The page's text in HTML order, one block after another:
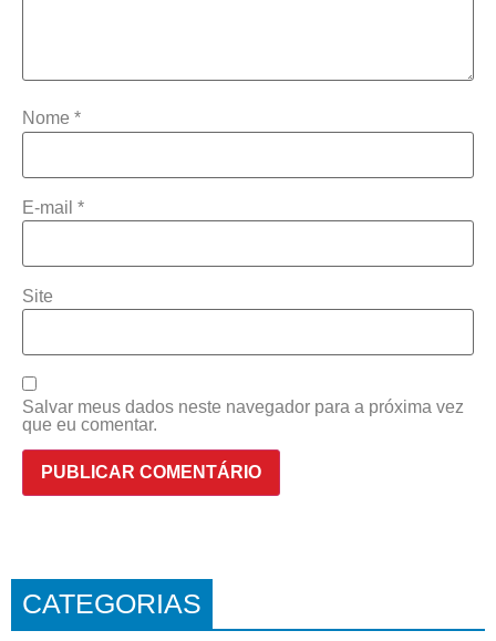
Nome *
E-mail *
Site
Salvar meus dados neste navegador para a próxima vez
que eu comentar.
CATEGORIAS